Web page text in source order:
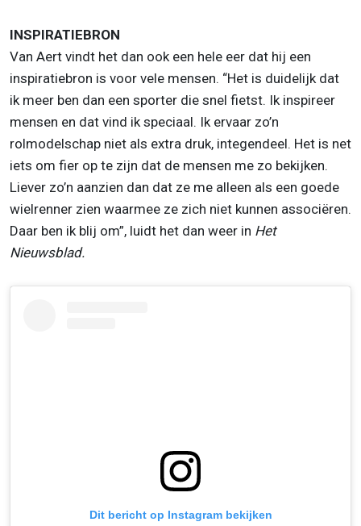
INSPIRATIEBRON
Van Aert vindt het dan ook een hele eer dat hij een
inspiratiebron is voor vele mensen. “Het is duidelijk dat
ik meer ben dan een sporter die snel fietst. Ik inspireer
mensen en dat vind ik speciaal. Ik ervaar zo’n
rolmodelschap niet als extra druk, integendeel. Het is net
iets om fier op te zijn dat de mensen me zo bekijken.
Liever zo’n aanzien dan dat ze me alleen als een goede
wielrenner zien waarmee ze zich niet kunnen associëren.
Daar ben ik blij om”, luidt het dan weer in Het
Nieuwsblad.
Dit bericht op Instagram bekijken